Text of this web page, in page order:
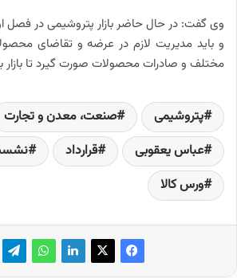
وی گفت: در حال حاضر بازار پتروشیمی در فصل
و باید مدیریت لازم در عرضه و تقاضای
مختلف و صادرات محصولات صورت گیرد تا
پتروشیمی
صنعت، معدن و تجارت
عباس یعقوبی
قرارداد
ورس کالا